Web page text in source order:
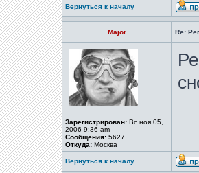
Вернуться к началу
Major Re:
Зарегистрирован: Вс ноя 05,
2006 9:36 am
Сообщения: 5627
Откуда: Москва
Вернуться к началу